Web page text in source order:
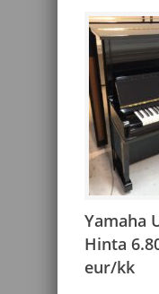
Yamaha
Hinta
eur/kk